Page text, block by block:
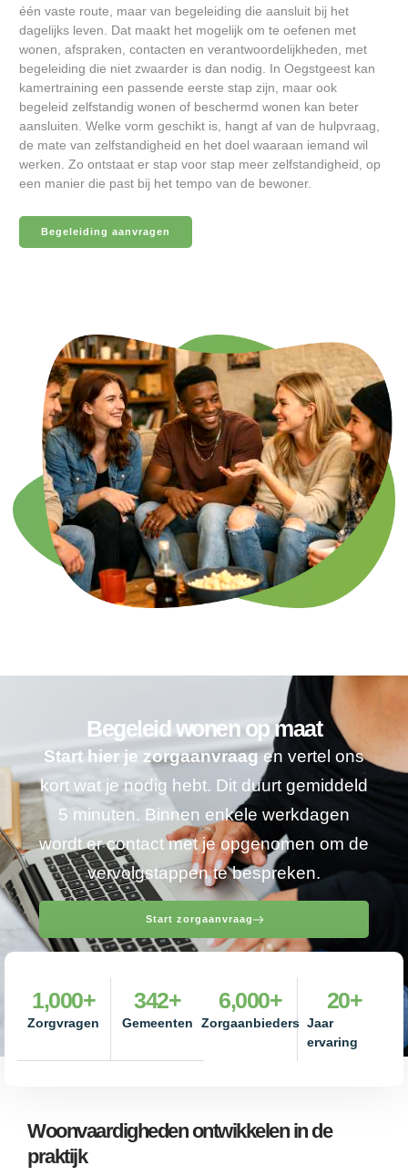
één vaste route, maar van begeleiding die aansluit bij het
dagelijks leven. Dat maakt het mogelijk om te oefenen met
wonen, afspraken, contacten en verantwoordelijkheden, met
begeleiding die niet zwaarder is dan nodig. In Oegstgeest kan
kamertraining een passende eerste stap zijn, maar ook
begeleid zelfstandig wonen of beschermd wonen kan beter
aansluiten. Welke vorm geschikt is, hangt af van de hulpvraag,
de mate van zelfstandigheid en het doel waaraan iemand wil
werken. Zo ontstaat er stap voor stap meer zelfstandigheid, op
een manier die past bij het tempo van de bewoner.
Begeleiding aanvragen
Begeleid wonen op maat
Start hier je zorgaanvraagen vertel ons
kort wat je nodig hebt. Dit duurt gemiddeld
5 minuten. Binnen enkele werkdagen
wordt er contact met je opgenomen om de
vervolgstappen te bespreken.
Start zorgaanvraag
Zorgvragen
1,000+
Gemeenten
342+
Zorgaanbieders
6,000+
Jaar
ervaring
20+
Woonvaardigheden ontwikkelen in de
praktijk